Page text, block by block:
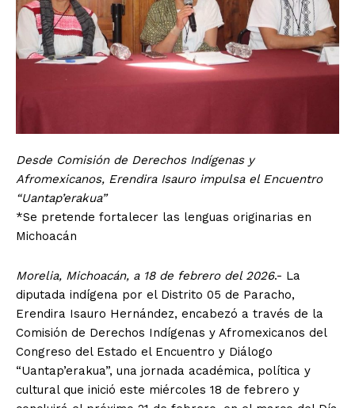
Desde Comisión de Derechos Indígenas y
Afromexicanos, Erendira Isauro impulsa el Encuentro
“Uantap’erakua”
*Se pretende fortalecer las lenguas originarias en
Michoacán
Morelia, Michoacán, a 18 de febrero del 2026.- La
diputada indígena por el Distrito 05 de Paracho,
Erendira Isauro Hernández, encabezó a través de la
Comisión de Derechos Indígenas y Afromexicanos del
Congreso del Estado el Encuentro y Diálogo
“Uantap’erakua”, una jornada académica, política y
cultural que inició este miércoles 18 de febrero y